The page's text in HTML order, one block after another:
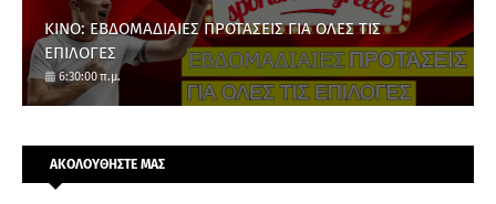
ΚΙΝΟ: ΕΒΔΟΜΑΔΙΑΙΕΣ ΠΡΟΤΑΣΕΙΣ ΓΙΑ ΟΛΕΣ ΤΙΣ
ΕΠΙΛΟΓΕΣ
6:30:00 π.μ.
ΑΚΟΛΟΥΘΗΣΤΕ ΜΑΣ